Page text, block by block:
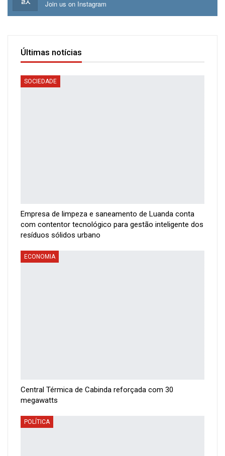
Join us on Instagram
Últimas notícias
SOCIEDADE
Empresa de limpeza e saneamento de Luanda conta
com contentor tecnológico para gestão inteligente dos
resíduos sólidos urbano
ECONOMIA
Central Térmica de Cabinda reforçada com 30
megawatts
POLÍTICA